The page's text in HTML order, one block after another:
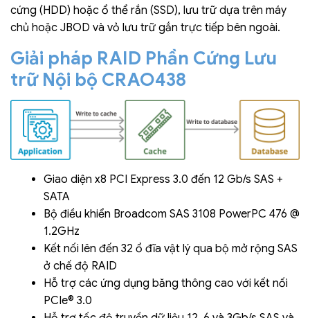
cứng (HDD) hoặc ổ thể rắn (SSD), lưu trữ dựa trên máy
chủ hoặc JBOD và vỏ lưu trữ gắn trực tiếp bên ngoài.
Giải pháp RAID Phần Cứng Lưu
trữ Nội bộ CRAO438
Giao diện x8 PCI Express 3.0 đến 12 Gb/s SAS +
SATA
Bộ điều khiển Broadcom SAS 3108 PowerPC 476 @
1.2GHz
Kết nối lên đến 32 ổ đĩa vật lý qua bộ mở rộng SAS
ở chế độ RAID
Hỗ trợ các ứng dụng băng thông cao với kết nối
PCIe® 3.0